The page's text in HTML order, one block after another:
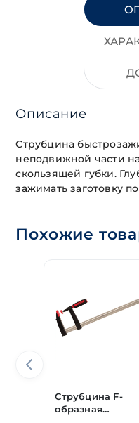
Описание
Струбцина
неподвижной части
скользящей губки.
зажимать заготовку
Похожие
Струбцина F-
образная